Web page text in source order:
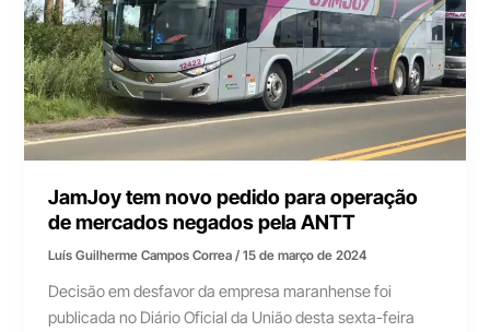
JamJoy tem novo pedido para operação
de mercados negados pela ANTT
Luís Guilherme Campos Correa/15 de março de 2024
Decisão em desfavor da empresa maranhense foi
publicada no Diário Oficial da União desta sexta-feira